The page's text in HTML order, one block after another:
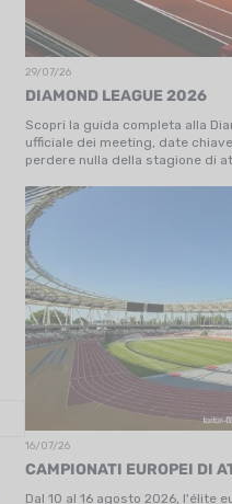
29/07/26
DIAMOND LEAGUE 2026
Scopri la guida completa alla
ufficiale dei meeting, date
perdere nulla della stagione di
16/07/26
CAMPIONATI EUROPEI DI
Dal 10 al 16 agosto 2026, l'élite